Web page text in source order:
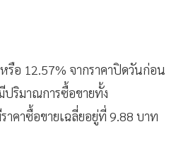
รือ 12.57% จากราคาปิดวันก่อน
ริมาณการซื้อขายทั้ง
คาซื้อขายเฉลี่ยอยู่ที่ 9.88 บาท